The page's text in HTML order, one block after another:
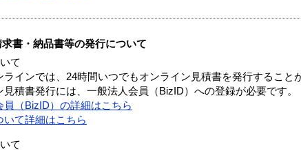
求書・納品書等の発行について
て
ラインでは、24時間いつでもオンライン見積書を発行すること
積書発行には、一般法人会員（BizID）への登録が必要です。
員（BizID）の詳細はこちら
いて詳細はこちら
て